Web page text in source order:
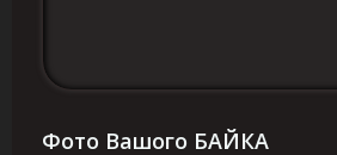
Фото Вашого БАЙКА